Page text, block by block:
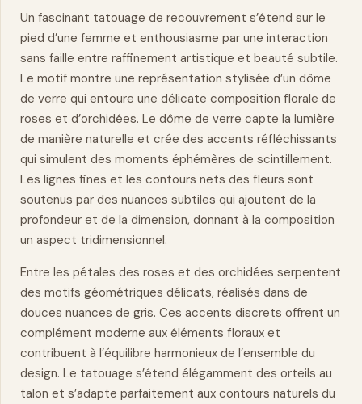
Un fascinant tatouage de recouvrement s’étend sur le
pied d’une femme et enthousiasme par une interaction
sans faille entre raffinement artistique et beauté subtile.
Le motif montre une représentation stylisée d’un dôme
de verre qui entoure une délicate composition florale de
roses et d’orchidées. Le dôme de verre capte la lumière
de manière naturelle et crée des accents réfléchissants
qui simulent des moments éphémères de scintillement.
Les lignes fines et les contours nets des fleurs sont
soutenus par des nuances subtiles qui ajoutent de la
profondeur et de la dimension, donnant à la composition
un aspect tridimensionnel.
Entre les pétales des roses et des orchidées serpentent
des motifs géométriques délicats, réalisés dans de
douces nuances de gris. Ces accents discrets offrent un
complément moderne aux éléments floraux et
contribuent à l’équilibre harmonieux de l’ensemble du
design. Le tatouage s’étend élégamment des orteils au
talon et s’adapte parfaitement aux contours naturels du